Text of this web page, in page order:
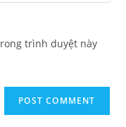
trình duyệt này